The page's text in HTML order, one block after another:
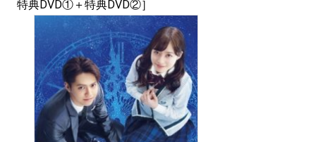
特典DVD①＋特典DVD②］